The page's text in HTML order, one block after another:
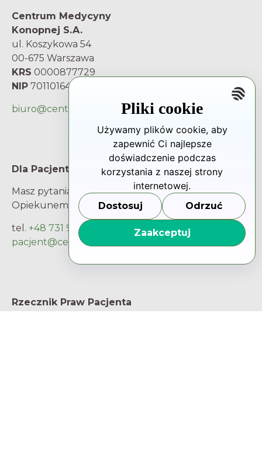
Centrum Medycyny
Konopnej S.A.
ul. Koszykowa 54
00-675 Warszawa
KRS 0000877729
NIP 7011016480
biuro@centrum-mk.pl
Dla Pacjenta
Masz pytania i wątpliwości? Porozmawiaj z
Opiekunem Pacjenta.
tel. +48 731 93 66 66
pacjent@centrum-mk.pl
Rzecznik Praw Pacjenta
Pliki cookie
Używamy plików cookie, aby
zapewnić Ci najlepsze
doświadczenie podczas
korzystania z naszej strony
internetowej.
Dostosuj Odrzuć
Zaakceptuj